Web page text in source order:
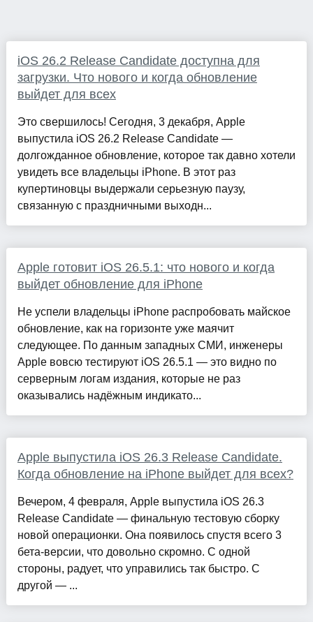
iOS 26.2 Release Candidate доступна для
загрузки. Что нового и когда обновление
выйдет для всех
Это свершилось! Сегодня, 3 декабря, Apple
выпустила iOS 26.2 Release Candidate —
долгожданное обновление, которое так давно хотели
увидеть все владельцы iPhone. В этот раз
купертиновцы выдержали серьезную паузу,
связанную с праздничными выходн...
Apple готовит iOS 26.5.1: что нового и когда
выйдет обновление для iPhone
Не успели владельцы iPhone распробовать майское
обновление, как на горизонте уже маячит
следующее. По данным западных СМИ, инженеры
Apple вовсю тестируют iOS 26.5.1 — это видно по
серверным логам издания, которые не раз
оказывались надёжным индикато...
Apple выпустила iOS 26.3 Release Candidate.
Когда обновление на iPhone выйдет для всех?
Вечером, 4 февраля, Apple выпустила iOS 26.3
Release Candidate — финальную тестовую сборку
новой операционки. Она появилось спустя всего 3
бета-версии, что довольно скромно. С одной
стороны, радует, что управились так быстро. С
другой — ...